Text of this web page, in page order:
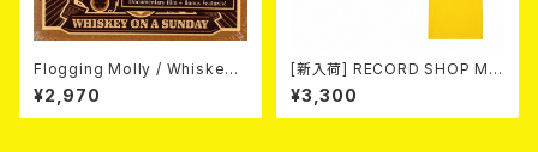
Flogging Molly / Whiskey
On A Sunday (DVD＋CD)
¥2,970
[新入荷] RECORD SHOP MIS
ERY / 33th anniversary T-s
hirts (yellow ②)
¥3,300